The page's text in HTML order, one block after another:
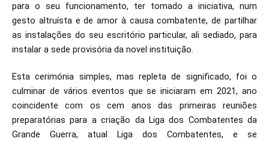
para o seu funcionamento, ter tomado a iniciativa, num
gesto altruísta e de amor à causa combatente, de partilhar
as instalações do seu escritório particular, ali sediado, para
instalar a sede provisória da novel instituição.
Esta cerimónia simples, mas repleta de significado, foi o
culminar de vários eventos que se iniciaram em 2021, ano
coincidente com os cem anos das primeiras reuniões
preparatórias para a criação da Liga dos Combatentes da
Grande Guerra, atual Liga dos Combatentes, e se